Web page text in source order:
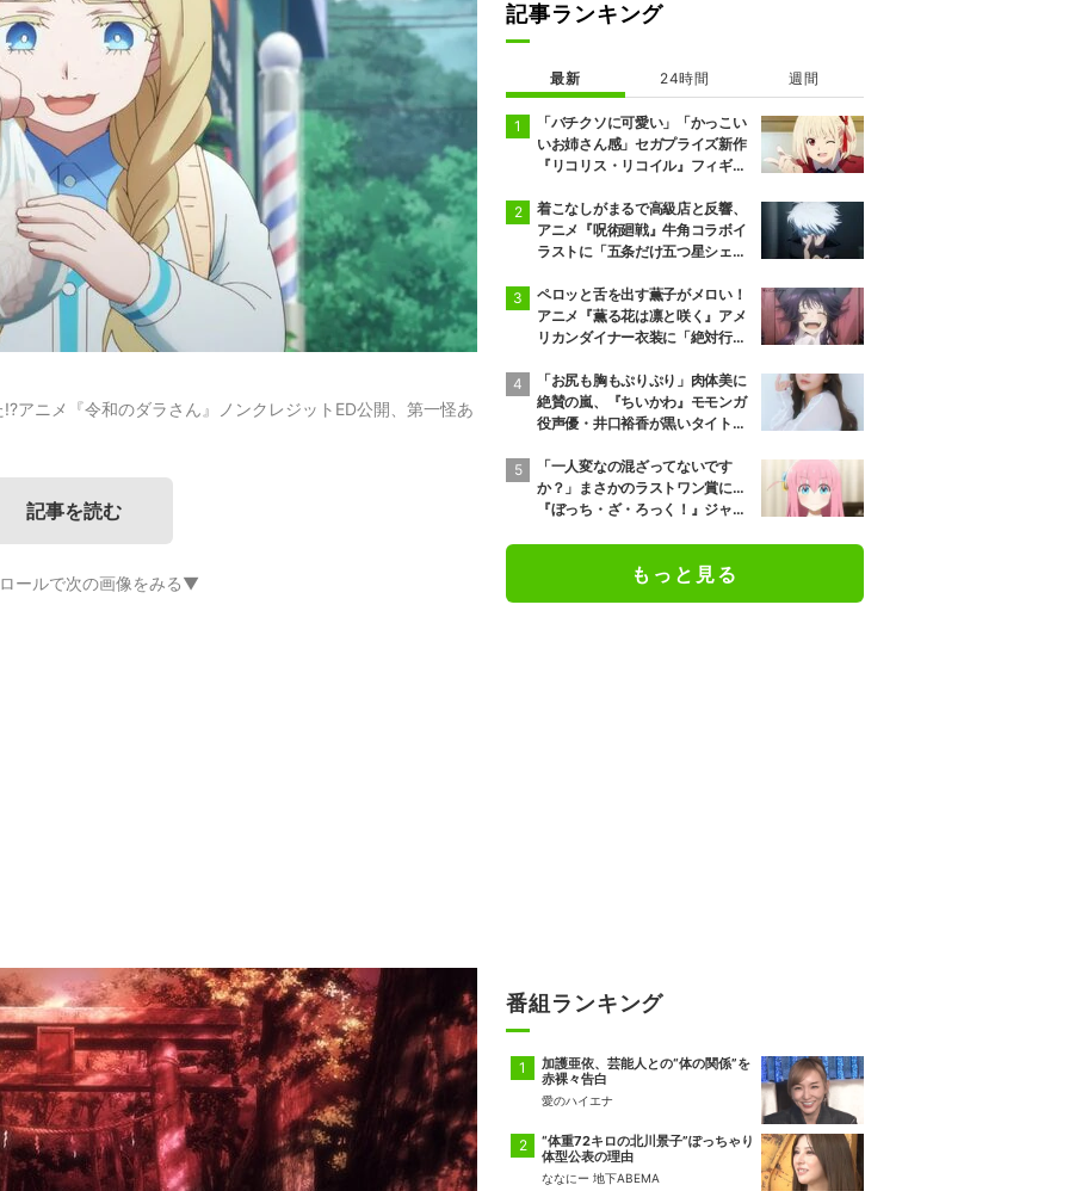
アニメ『令和のダラさん』ノンクレジットED公開、第一怪あ
記事を読む
ールで次の画像をみる▼
記事ランキング
最新 24時間 週間
「バチクソに可愛い」「かっこい
いお姉さん感」セガプライズ新作
『リコリス・リコイル』フィギュ
着こなしがまるで高級店と反響、
アニメ『呪術廻戦』牛角コラボイ
ラストに「五条だけ五つ星シェ
ペロッと舌を出す薫子がメロい！
アニメ『薫る花は凛と咲く』アメ
リカンダイナー衣装に「絶対行き
「お尻も胸もぷりぷり」肉体美に
絶賛の嵐、『ちいかわ』モモンガ
役声優・井口裕香が黒いタイトウ
「一人変なの混ざってないです
か？」まさかのラストワン賞に…
『ぼっち・ざ・ろっく！』ジャー
もっと見る
番組ランキング
加護亜依、芸能人との“体の関係”を
赤裸々告白
愛のハイエナ
“体重72キロの北川景子”ぽっちゃり
体型公表の理由
ななにー 地下ABEMA